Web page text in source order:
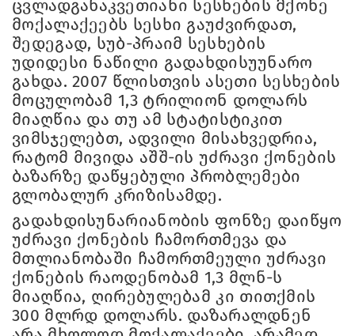
ცვლადგანაკვეთიანი სესხების მქონე
მოქალაქეებს სესხი გაუძვირდათ,
შედეგად, სუბ-პრაიმ სესხების
უდიდესი ნაწილი გადახდისუუნარო
გახდა. 2007 წლისთვის ასეთი სესხების
მოცულობამ 1,3 ტრილიონ დოლარს
მიაღწია და თუ ამ სტატისტიკით
ვიმსჯელებთ, ადვილი მისახვედრია,
რატომ მივიდა აშშ-ის უძრავი ქონების
ბაზარზე დაწყებული პრობლემები
გლობალურ კრიზისამდე.
გადახდისუნარიანობის ფონზე დაიწყო
უძრავი ქონების ჩამორთმევა და
მთლიანობაში ჩამორთმეული უძრავი
ქონების რაოდენობამ 1,3 მლნ-ს
მიაღწია, ღირებულებამ კი თითქმის
300 მლრდ დოლარს. დაზარალდნენ